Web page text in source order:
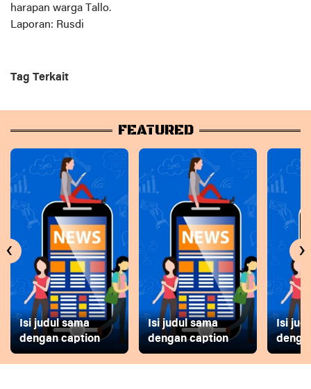
harapan warga Tallo.
Laporan: Rusdi
Tag Terkait
FEATURED
Isi judul sama
dengan caption
Isi judul sama
dengan caption
Isi
‹ ›